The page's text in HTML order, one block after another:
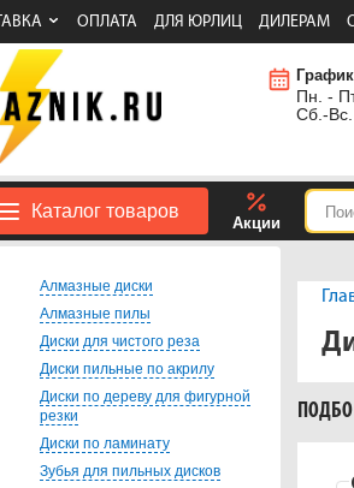
ОПЛАТА ДЛЯ ЮРЛИЦ ДИЛЕРАМ
Пн. -
Сб.-
Каталог товаров
Акции
Алмазные диски
Алмазные пилы
Диски для чистого реза
Диски пильные по акрилу
Диски по дереву для фигурной
резки
Диски по ламинату
Зубья для пильных дисков